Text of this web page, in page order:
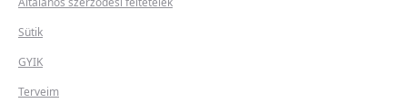
Sütik
GYIK
Terveim